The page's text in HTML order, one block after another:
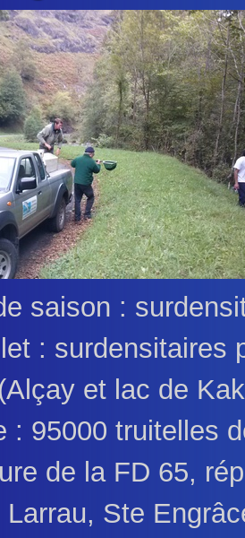
saison :
: surdensitaires
et lac de
: 95000 truitelles
de la FD 65,
Larrau, Ste